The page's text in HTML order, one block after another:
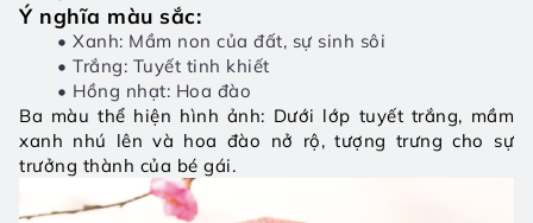
Ý nghĩa màu sắc:
Xanh: Mầm non của đất, sự sinh sôi
Trắng: Tuyết tinh khiết
Hồng nhạt: Hoa đào
Ba màu thể hiện hình ảnh: Dưới lớp tuyết trắng, mầm
xanh nhú lên và hoa đào nở rộ, tượng trưng cho sự
trưởng thành của bé gái.